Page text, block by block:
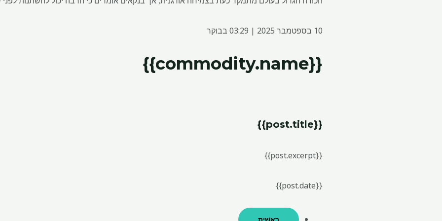
10 בספטמבר 2025 | 03:29 בבוקר
{{commodity.name}}
{{post.title}}
{{post.excerpt}}
{{post.date}}